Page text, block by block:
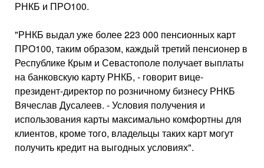
РНКБ и ПРО100.
"РНКБ выдал уже более 223 000 пенсионных карт
ПРО100, таким образом, каждый третий пенсионер в
Республике Крым и Севастополе получает выплаты
на банковскую карту РНКБ, - говорит вице-
президент-директор по розничному бизнесу РНКБ
Вячеслав Дусалеев. - Условия получения и
использования карты максимально комфортны для
клиентов, кроме того, владельцы таких карт могут
получить кредит на выгодных условиях".